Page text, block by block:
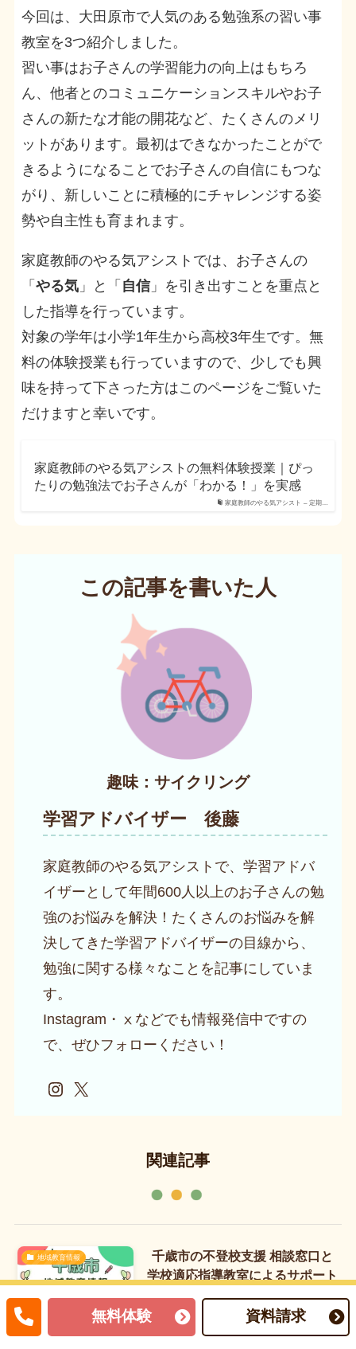
今回は、大田原市で人気のある勉強系の習い事
教室を3つ紹介しました。
習い事はお子さんの学習能力の向上はもちろ
ん、他者とのコミュニケーションスキルやお子
さんの新たな才能の開花など、たくさんのメリ
ットがあります。最初はできなかったことがで
きるようになることでお子さんの自信にもつな
がり、新しいことに積極的にチャレンジする姿
勢や自主性も育まれます。
家庭教師のやる気アシストでは、お子さんの
「 やる気」と「 自信」を引き出すことを重点と
した指導を行っています。
対象の学年は小学1年生から高校3年生です。無
料の体験授業も行っていますので、少しでも興
味を持って下さった方はこのページをご覧いた
だけますと幸いです。
家庭教師のやる気アシスト – 定期…
家庭教師のやる気アシストの無料体験授業｜ぴっ
たりの勉強法でお子さんが「わかる！」を実感
この記事を書いた人
趣味：サイクリング
学習アドバイザー 後藤
家庭教師のやる気アシストで、学習アドバ
イザーとして年間600人以上のお子さんの勉
強のお悩みを解決！たくさんのお悩みを解
決してきた学習アドバイザーの目線から、
勉強に関する様々なことを記事にしていま
す。
Instagram・ⅹなどでも情報発信中ですの
で、ぜひフォローください！
Instagram
X
関連記事
地域教育情報
千歳市の不登校支援 相談窓口と
学校適応指導教室によるサポート
この記事は以下のサイトを参考にし
ています。
https://www.city.chitose.lg.jp/doc…
無料体験 資料請求